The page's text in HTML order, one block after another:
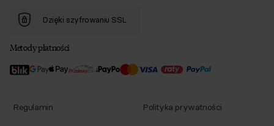
Dzięki szyfrowaniu SSL
Metody płatności
Regulamin Polityka prywatności